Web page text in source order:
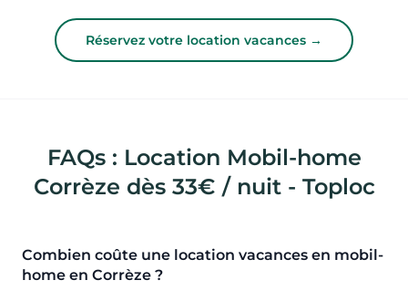
Réservez votre location vacances →
FAQs : Location Mobil-home
Corrèze dès 33€ / nuit - Toploc
Combien coûte une location vacances en mobil-
home en Corrèze ?